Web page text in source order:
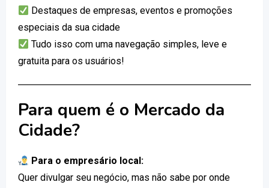
Destaques de empresas, eventos e promoções
especiais da sua cidade
Tudo isso com uma navegação simples, leve e
gratuita para os usuários!
Para quem é o Mercado da
Cidade?
Para o empresário local:
Quer divulgar seu negócio, mas não sabe por onde